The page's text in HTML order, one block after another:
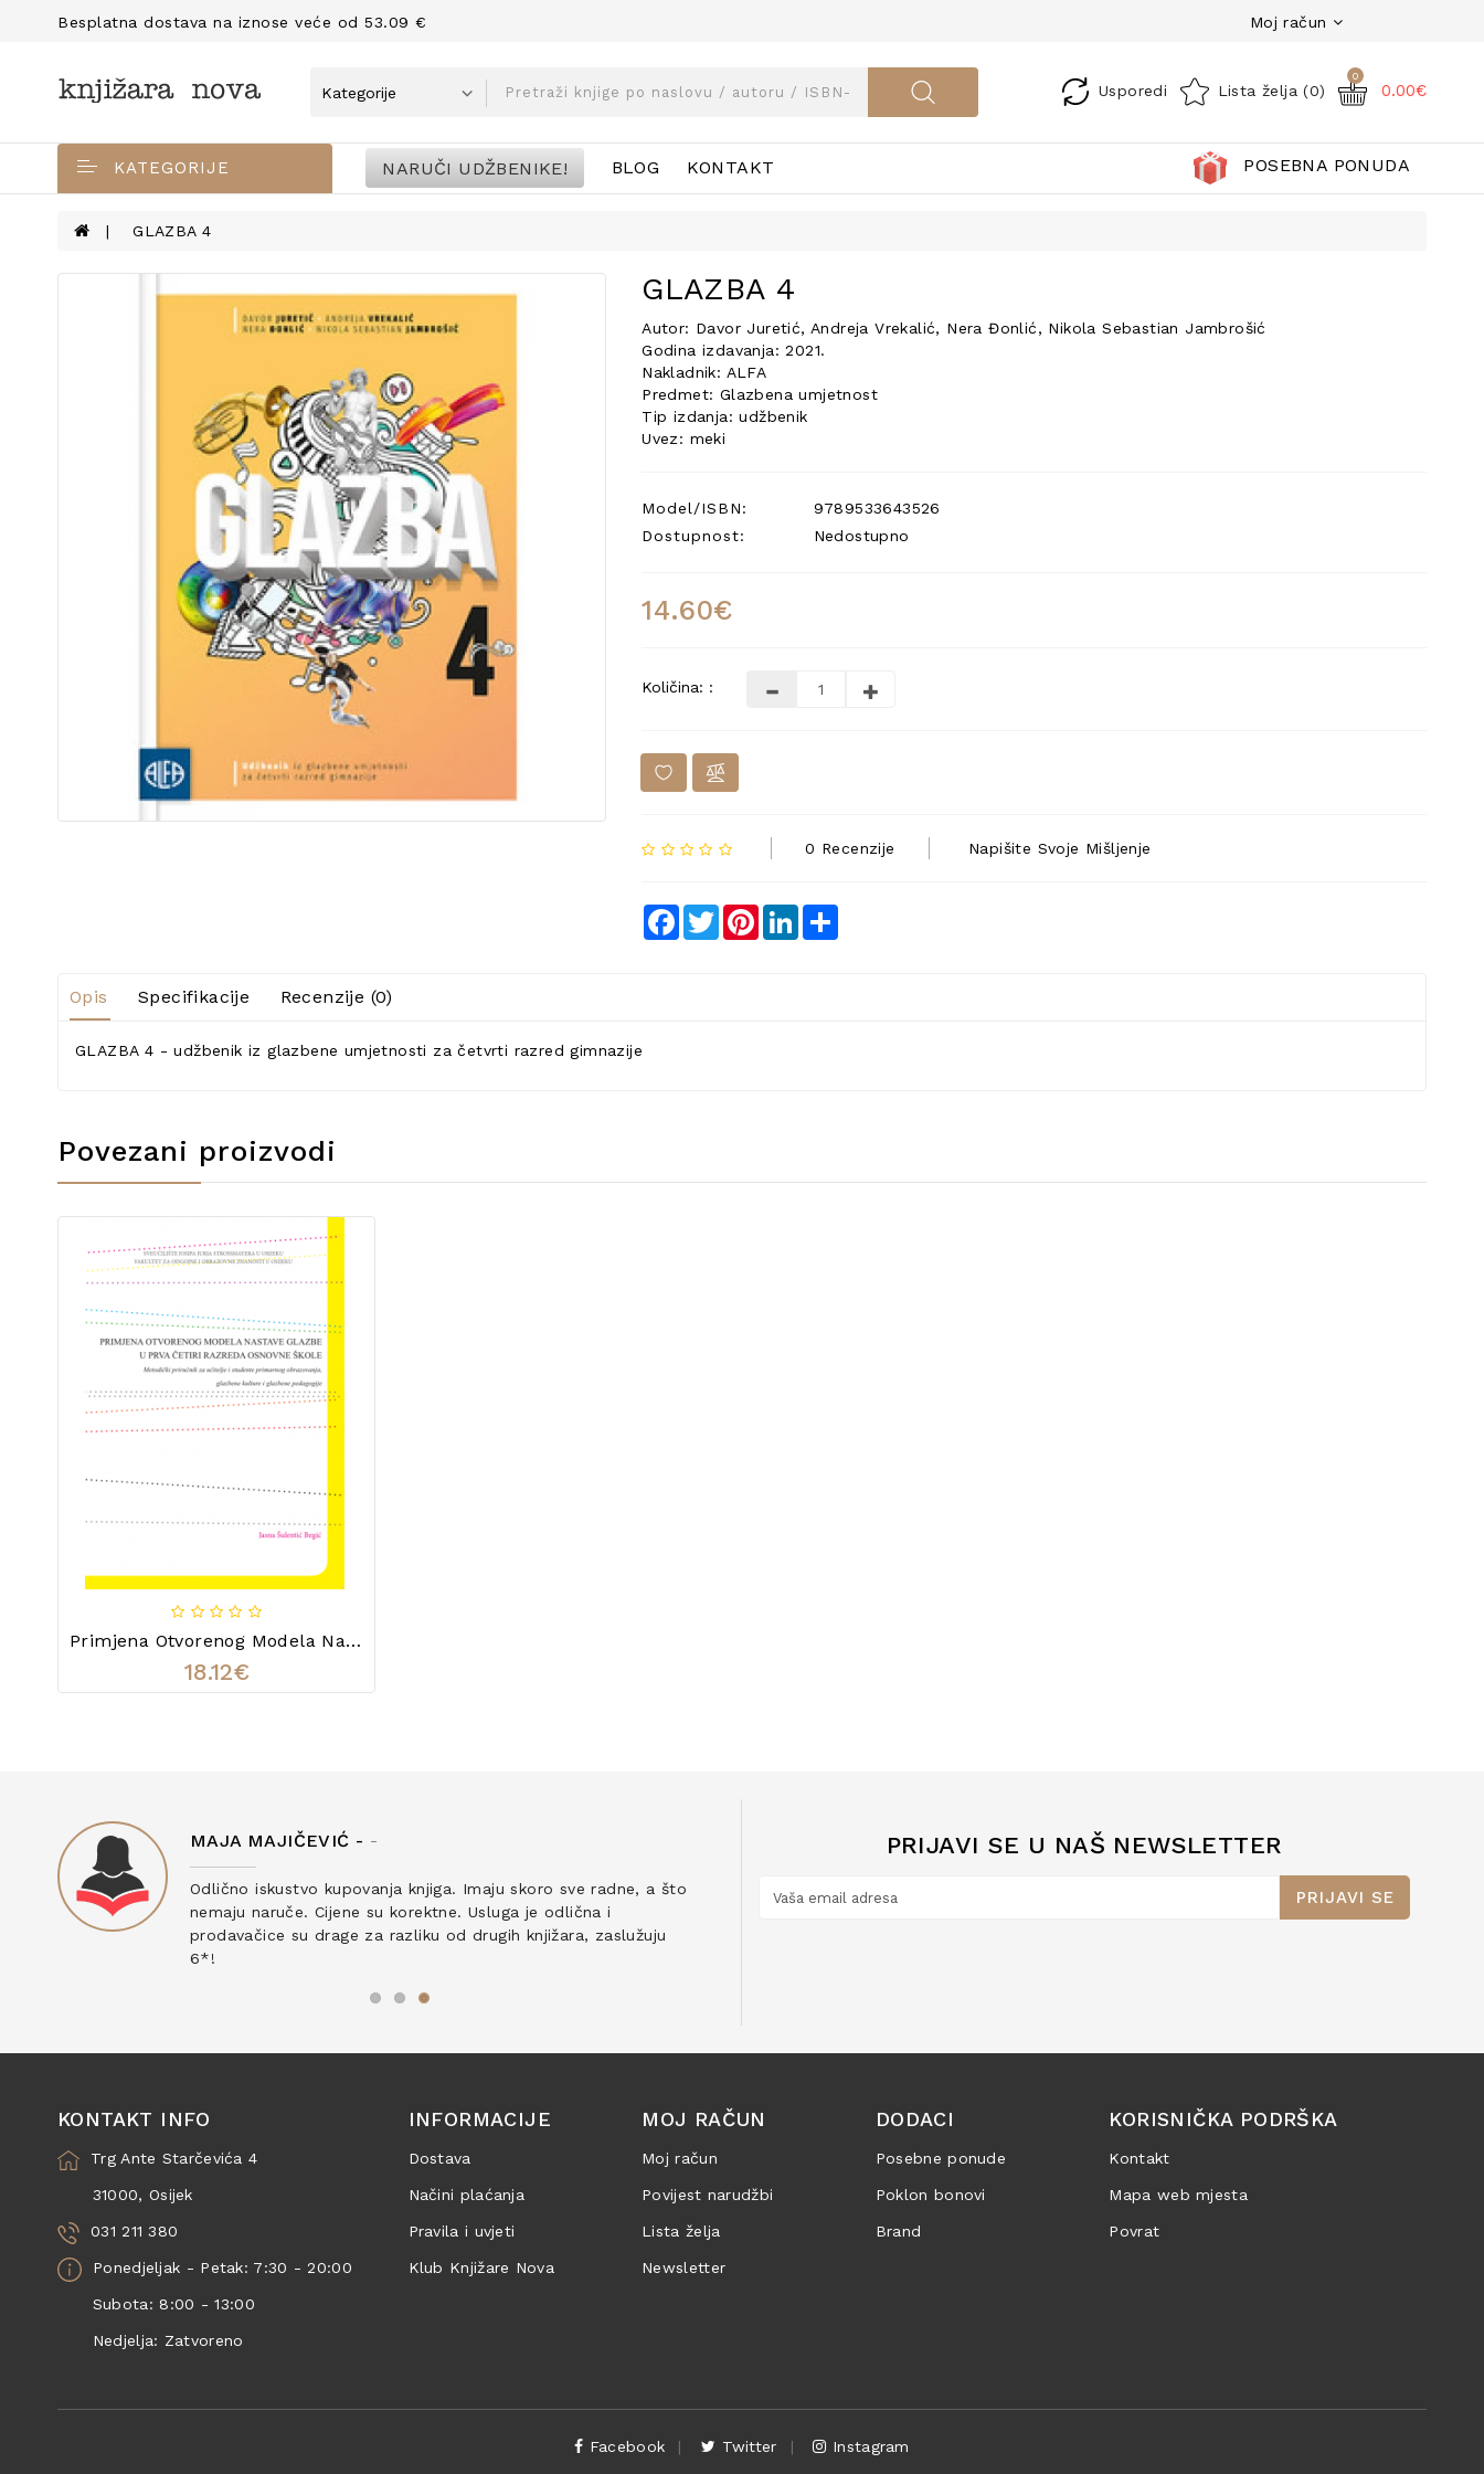
Besplatna dostava na iznose veće od 53.09 € Moj račun
Usporedi Lista želja (0)
0
0.00€
KATEGORIJE NARUČI UDŽBENIKE! BLOG KONTAKT POSEBNA PONUDA
GLAZBA 4
GLAZBA 4
Autor: Davor Juretić, Andreja Vrekalić, Nera Đonlić, Nikola Sebastian Jambrošić
Godina izdavanja: 2021.
Nakladnik: ALFA
Predmet: Glazbena umjetnost
Tip izdanja: udžbenik
Uvez: meki
Model/ISBN:
9789533643526
Dostupnost:
Nedostupno
14.60€
Količina: :
0 Recenzije Napišite Svoje Mišljenje
Facebook
TwitterPinterestLinkedIn
Opis Specifikacije Recenzije (0)
GLAZBA 4 - udžbenik iz glazbene umjetnosti za četvrti razred gimnazije
Povezani proizvodi
Primjena Otvorenog Modela Nastave Glazbe U Prva Četiri Razreda Osnovne Škole
18.12€
MAJA MAJIČEVIĆ - -
Odlično iskustvo kupovanja knjiga. Imaju skoro sve radne, a što
nemaju naruče. Cijene su korektne. Usluga je odlična i
prodavačice su drage za razliku od drugih knjižara, zaslužuju
6*!
PRIJAVI SE U NAŠ NEWSLETTER
PRIJAVI SE
KONTAKT INFO
Trg Ante Starčevića 4
31000, Osijek
031 211 380
Ponedjeljak - Petak: 7:30 - 20:00
Subota: 8:00 - 13:00
Nedjelja: Zatvoreno
INFORMACIJE
Dostava
Načini plaćanja
Pravila i uvjeti
Klub Knjižare Nova
MOJ RAČUN
Moj račun
Povijest narudžbi
Lista želja
Newsletter
DODACI
Posebne ponude
Poklon bonovi
Brand
KORISNIČKA PODRŠKA
Kontakt
Mapa web mjesta
Povrat
Facebook Twitter Instagram